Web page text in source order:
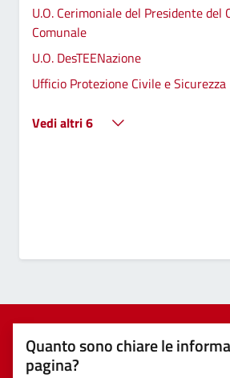
U.O. Cerimoniale del Presidente del
Comunale
U.O. DesTEENazione
Ufficio Protezione Civile e Sicurezza
Vedi altri 6
Quanto sono chiare le
pagina?